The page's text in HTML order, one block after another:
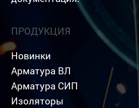
ПРОДУКЦИЯ
Новинки
Арматура ВЛ
Арматура СИП
Изоляторы